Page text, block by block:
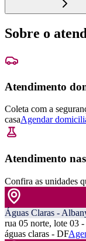
Sobre o
Atendimento
Coleta com a
casaAgendar
Atendimento
Confira as unidades
Águas Claras -
rua 05 norte, lote 03
águas claras - DF